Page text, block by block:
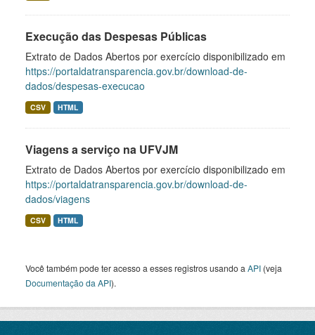
Execução das Despesas Públicas
Extrato de Dados Abertos por exercício disponibilizado em
https://portaldatransparencia.gov.br/download-de-
dados/despesas-execucao
CSV HTML
Viagens a serviço na UFVJM
Extrato de Dados Abertos por exercício disponibilizado em
https://portaldatransparencia.gov.br/download-de-
dados/viagens
CSV HTML
Você também pode ter acesso a esses registros usando a API (veja
Documentação da API).